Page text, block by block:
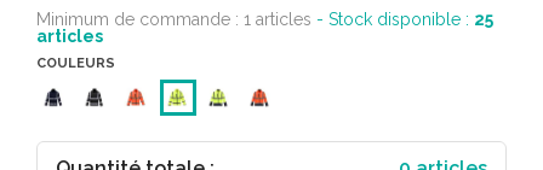
Minimum de commande : 1 articles - Stock disponible : 25
articles
COULEURS